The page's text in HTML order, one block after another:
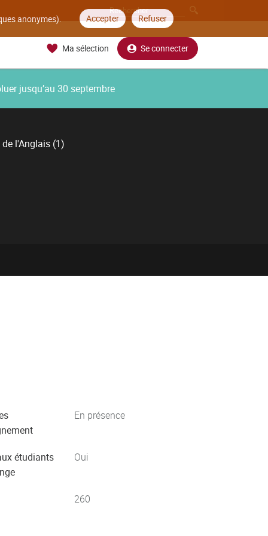
anonymes). Accepter Refuser
Ma sélection Se connecter
jusqu’au 30 septembre
l'Anglais (1)
En présence
étudiants
Oui
260